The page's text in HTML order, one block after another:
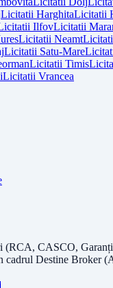
Licitatii HarghitaLicitatii
IlfovLicitatii
Licitatii Neamt
Licitatii Satu-Mare
Licitatii Timis
Licitatii Vrancea
(RCA, CASCO,
cadrul Destine Broker